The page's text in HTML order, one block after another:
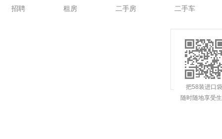
招聘 租房 二手房 二手车
把58装进口袋
随时随地享受